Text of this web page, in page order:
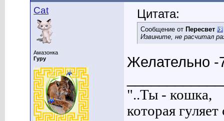
Cat
Амазонка
Гуру
Цитата:
Сообщение от Пересвет
Извините, не расчитал
Желательно -
"..Ты - кошка,
которая